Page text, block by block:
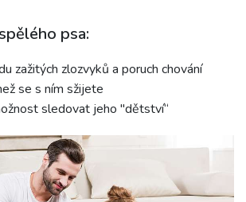
psa:
zažitých zlozvyků a poruch chování
se s ním sžijete
sledovat jeho "dětství“